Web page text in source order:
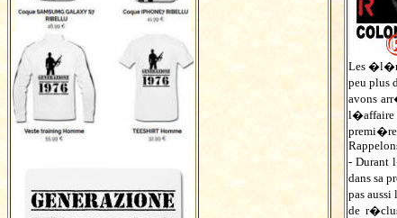
Les
peu plus
avons
l�affaire
premi�re
- Durant
dans sa
pas
de